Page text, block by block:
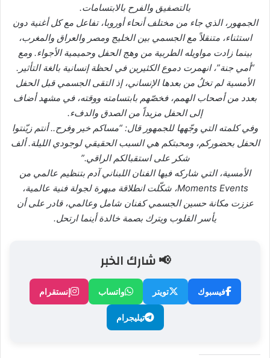
بالتصفيق والفرح بالابتسامات.
الجمهور، الذي جاء من مختلف أنحاء أوروبا، تفاعل مع كل أغنية دون
استثناء، متنقلاً مع الجسمي بين الخليج ومصر والعراق والمغرب،
بينما زادت مواويله الطربية من وهج الحفل وحميمية الأجواء. ومع
“أمي جنة”، انهمرت دموع الكثيرين في لحظة إنسانية بالغة التأثير.
الأمسية لم تخلُ من بعدها الإنساني، إذ التقى الجسمي قبل الحفل
بعدد من أصحاب الهمم، فخصّهم بابتسامته ووقته، في مشهد أضاف
إلى الحفل مزيداً من الصدق والدفء.
وفي كلمته التي وجّهها للجمهور قال: “مساكم خير وفرح.. أنتم زيّنتوا
الحفل بحضوركم، ومحبتكم هي السبب الحقيقي لوجودي الليلة. ألف
شكر على استقبالكم الراقي.”
الأمسية، التي شاركه فيها الفنان اللبناني آدم بتنظيم عالمي من
Moments Events، شكّلت انطلاقة مبهرة لجولة فنية عالمية،
عززت مكانة حسين الجسمي كفنان شامل وعالمي، قادر على أن
يأسر القلوب ويترك بصمة خالدة أينما ارتحل.
📢 شارك الخبر
فيسبوك تويتر واتساب إنستقرام
تيليجرام